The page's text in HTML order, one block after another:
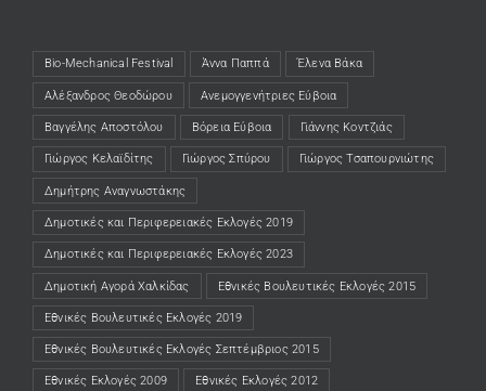
Bio-Mechanical Festival Άννα Παππά Έλενα Βάκα
Αλέξανδρος Θεοδώρου Ανεμογγενήτριες Εύβοια
Βαγγέλης Αποστόλου Βόρεια Εύβοια Γιάννης Κοντζιάς
Γιώργος Κελαϊδίτης Γιώργος Σπύρου Γιώργος Τσαπουρνιώτης
Δημήτρης Αναγνωστάκης
Δημοτικές και Περιφερειακές Εκλογές 2019
Δημοτικές και Περιφερειακές Εκλογές 2023
Δημοτική Αγορά Χαλκίδας Εθνικές Βουλευτικές Εκλογές 2015
Εθνικές Βουλευτικές Εκλογές 2019
Εθνικές Βουλευτικές Εκλογές Σεπτέμβριος 2015
Εθνικές Εκλογές 2009 Εθνικές Εκλογές 2012